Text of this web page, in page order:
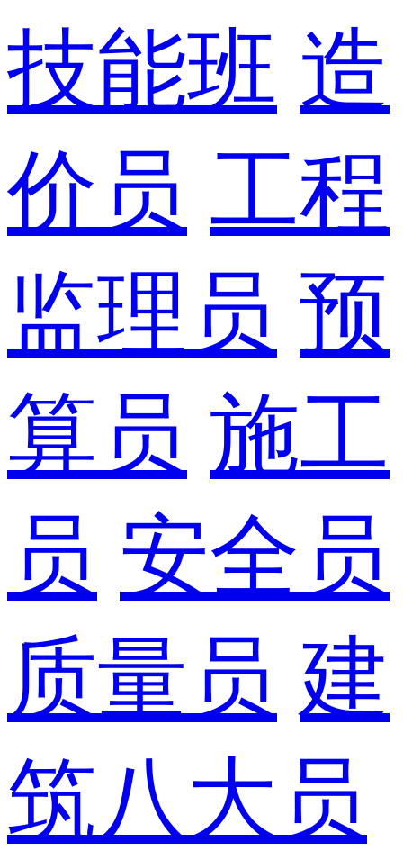
技能班 造
价员 工程
监理员 预
算员 施工
员 安全员
质量员 建
筑八大员